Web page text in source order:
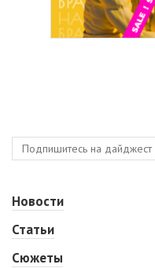
Новости
Статьи
Сюжеты